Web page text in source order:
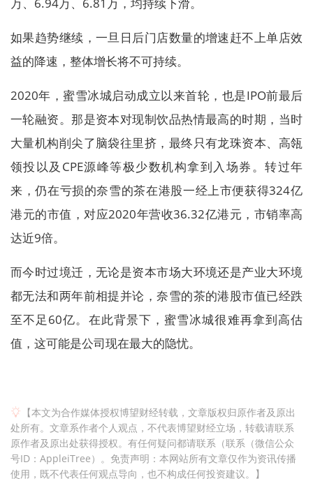
如果趋势继续，一旦日后门店数量的增速赶不上单店效
益的降速，整体增长将不可持续。
2020年，蜜雪冰城启动成立以来首轮，也是IPO前最后
一轮融资。那是资本对现制饮品热情最高的时期，当时
大量机构削尖了脑袋往里挤，最终只有龙珠资本、高瓴
领投以及CPE源峰等极少数机构拿到入场券。转过年
来，仍在亏损的奈雪的茶在港股一经上市便获得324亿
港元的市值，对应2020年营收36.32亿港元，市销率高
达近9倍。
而今时过境迁，无论是资本市场大环境还是产业大环境
都无法和两年前相提并论，奈雪的茶的港股市值已经跌
至不足60亿。在此背景下，蜜雪冰城很难再拿到高估
值，这可能是公司现在最大的隐忧。
【本文为合作媒体授权博望财经转载，文章版权归原作者及原出
处所有。文章系作者个人观点，不代表博望财经立场，转载请联系
原作者及原出处获得授权。有任何疑问都请联系（联系（微信公众
号ID：AppleiTree）。免责声明：本网站所有文章仅作为资讯传播
使用，既不代表任何观点导向，也不构成任何投资建议。】